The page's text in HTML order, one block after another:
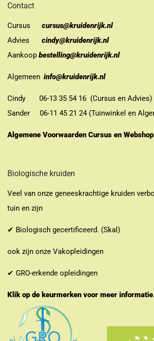
Contact
Cursus
cursus@kruidenrijk.nl
Advies
cindy@kruidenrijk.nl
Aankoop bestelling@kruidenrijk.nl
Algemeen info@kruidenrijk.nl
Cindy 06-13 35 54 16 (Cursus en Advies)
Sander 06-11 45 21 24 (Tuinwinkel en
Algemene Voorwaarden Cursus en Webshop
Biologische kruiden
Veel van onze geneeskrachtige kruiden
tuin en zijn
✔ Biologisch gecertificeerd. (Skal)
ook zijn onze Vakopleidingen
✔ GRO-erkende opleidingen
Klik op de keurmerken voor meer